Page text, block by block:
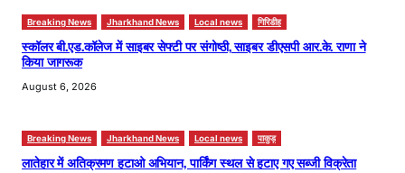
Breaking News Jharkhand News Local news गिरिडीह
स्कॉलर बी.एड.कॉलेज में साइबर सेफ्टी पर संगोष्ठी, साइबर डीएसपी आर.के. राणा ने
किया जागरूक
August 6, 2026
Breaking News Jharkhand News Local news पाकुड़
लातेहार में अतिक्रमण हटाओ अभियान, पार्किंग स्थल से हटाए गए सब्जी विक्रेता